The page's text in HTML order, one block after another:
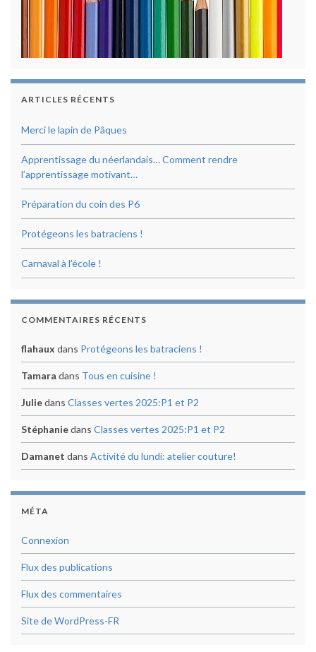
ARTICLES RÉCENTS
Merci le lapin de Pâques
Apprentissage du néerlandais… Comment rendre
l’apprentissage motivant…
Préparation du coin des P6
Protégeons les batraciens !
Carnaval à l’école !
COMMENTAIRES RÉCENTS
flahaux dans Protégeons les batraciens !
Tamara dans Tous en cuisine !
Juliedans Classes vertes 2025:P1 et P2
Stéphaniedans Classes vertes 2025:P1 et P2
Damanet dans Activité du lundi: atelier couture!
MÉTA
Connexion
Flux des publications
Flux des commentaires
Site de WordPress-FR